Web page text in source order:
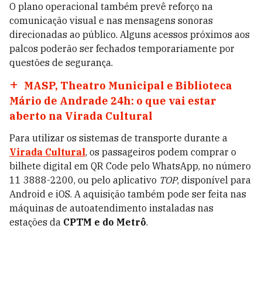
O plano operacional também prevê reforço na
comunicação visual e nas mensagens sonoras
direcionadas ao público. Alguns acessos próximos aos
palcos poderão ser fechados temporariamente por
questões de segurança.
MASP, Theatro Municipal e Biblioteca
Mário de Andrade 24h: o que vai estar
aberto na Virada Cultural
Para utilizar os sistemas de transporte durante a
Virada Cultural, os passageiros podem comprar o
bilhete digital em QR Code pelo WhatsApp, no número
11 3888-2200, ou pelo aplicativo TOP, disponível para
Android e iOS. A aquisição também pode ser feita nas
máquinas de autoatendimento instaladas nas
estações da CPTM e do Metrô.